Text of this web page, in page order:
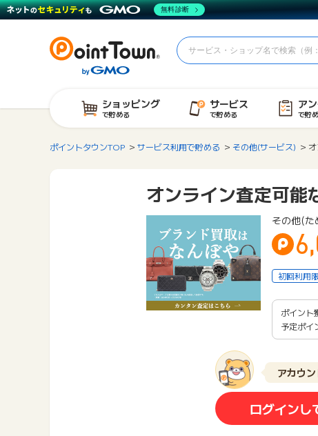
ショッピング
で貯める
サービス
で貯める
ア
で貯
ポイントタウンTOP サービス利用で貯める その他(サービス)
オンライン査定可能
その他(た
初回利用
ポイント
予定ポイ
アカウ
ログインし
無料診断